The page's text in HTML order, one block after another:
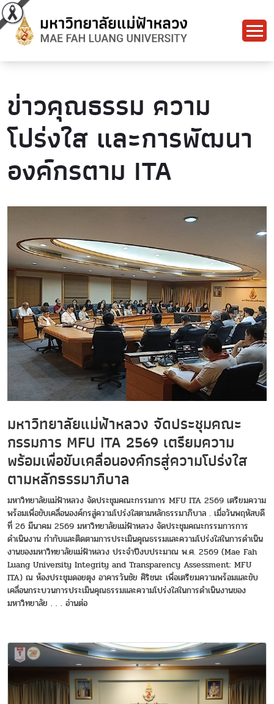
ข่าวคุณธรรม ความ
โปร่งใส และการพัฒนา
องค์กรตาม ITA
มหาวิทยาลัยแม่ฟ้าหลวง จัดประชุมคณะ
กรรมการ MFU ITA 2569 เตรียมความ
พร้อมเพื่อขับเคลื่อนองค์กรสู่ความโปร่งใส
ตามหลักธรรมาภิบาล
มหาวิทยาลัยแม่ฟ้าหลวง จัดประชุมคณะกรรมการ MFU ITA 2569 เตรียมความ
พร้อมเพื่อขับเคลื่อนองค์กรสู่ความโปร่งใสตามหลักธรรมาภิบาล . เมื่อวันพฤหัสบดี
ที่ 26 มีนาคม 2569 มหาวิทยาลัยแม่ฟ้าหลวง จัดประชุมคณะกรรมการการ
ดำเนินงาน กำกับและติดตามการประเมินคุณธรรมและความโปร่งใสในการดำเนิน
งานของมหาวิทยาลัยแม่ฟ้าหลวง ประจำปีงบประมาณ พ.ศ. 2569 (Mae Fah
Luang University Integrity and Transparency Assessment: MFU
ITA) ณ ห้องประชุมดอยตุง อาคารวันชัย ศิริชนะ เพื่อเตรียมความพร้อมและขับ
เคลื่อนกระบวนการประเมินคุณธรรมและความโปร่งใสในการดำเนินงานของ
มหาวิทยาลัย . . . อ่านต่อ